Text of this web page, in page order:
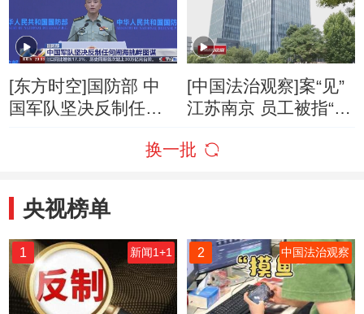
[东方时空]国防部 中
国军队坚决反制任何
[中国法治观察]案“见”
江苏南京 员工被指“摸
赔偿？
换一批
央视榜单
1 新闻1+1 2 中国法治观察